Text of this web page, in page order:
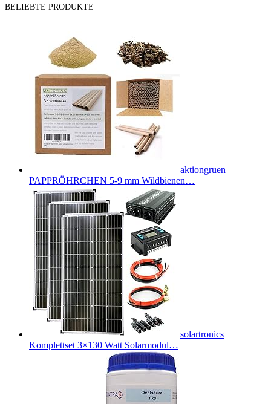
BELIEBTE PRODUKTE
aktiongruen
PAPPRÖHRCHEN 5-9 mm Wildbienen…
solartronics
Komplettset 3×130 Watt Solarmodul…